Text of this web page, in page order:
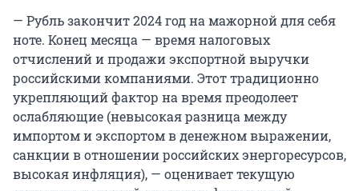
— Рубль закончит 2024 год на мажорной для себя
ноте. Конец месяца — время налоговых
отчислений и продажи экспортной выручки
российскими компаниями. Этот традиционно
укрепляющий фактор на время преодолеет
ослабляющие (невысокая разница между
импортом и экспортом в денежном выражении,
санкции в отношении российских энергоресурсов,
высокая инфляция), — оценивает текущую